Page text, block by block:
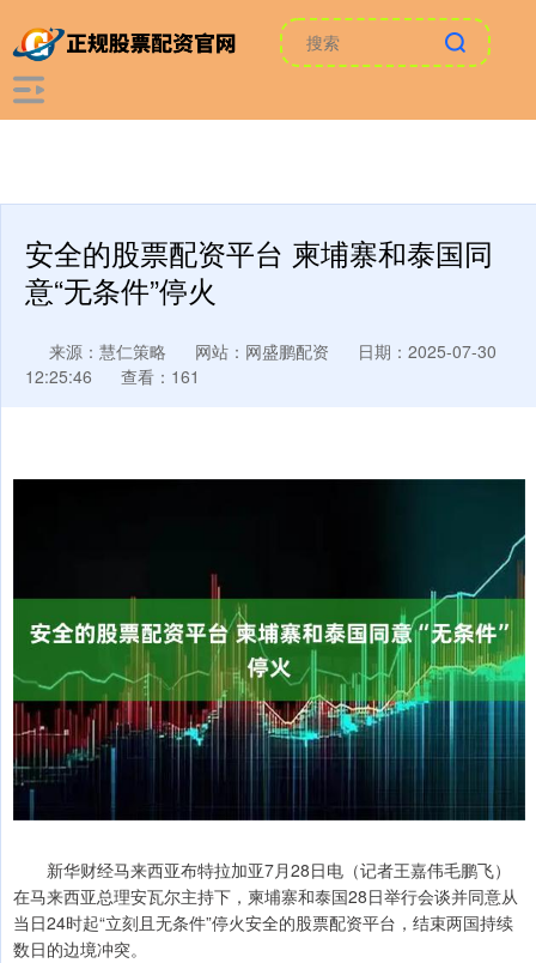
安全的股票配资平台 柬埔寨和泰国同
意“无条件”停火
来源：慧仁策略 网站：网盛鹏配资
日期：2025-07-30
12:25:46
查看：161
新华财经马来西亚布特拉加亚7月28日电（记者王嘉伟毛鹏飞）
在马来西亚总理安瓦尔主持下，柬埔寨和泰国28日举行会谈并同意从
当日24时起“立刻且无条件”停火安全的股票配资平台，结束两国持续
数日的边境冲突。